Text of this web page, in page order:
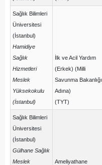
Sağlık Bilimleri
Üniversitesi
(İstanbul)
Hamidiye
Sağlık
Hizmetleri
Meslek
Yüksekokulu
(İstanbul)
İlk ve Acil Yardım
(Erkek) (Milli
Savunma Bakanlığı
Adına)
(TYT)
Sağlık Bilimleri
Üniversitesi
(İstanbul)
Gülhane Sağlık
Meslek
Ameliyathane